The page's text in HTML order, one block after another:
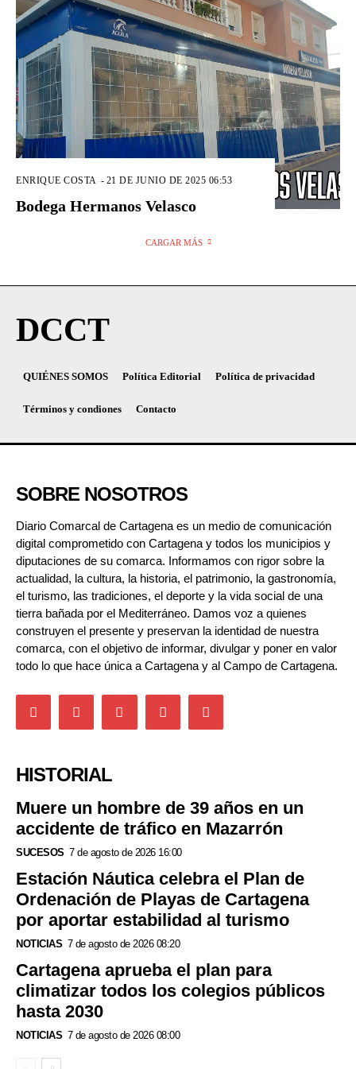
ENRIQUE COSTA - 21 DE JUNIO DE 2025 06:53
Bodega Hermanos Velasco
CARGAR MÁS
DCCT
QUIÉNES SOMOS Política Editorial Política de privacidad
Términos y condiones Contacto
SOBRE NOSOTROS
Diario Comarcal de Cartagena es un medio de comunicación
digital comprometido con Cartagena y todos los municipios y
diputaciones de su comarca. Informamos con rigor sobre la
actualidad, la cultura, la historia, el patrimonio, la gastronomía,
el turismo, las tradiciones, el deporte y la vida social de una
tierra bañada por el Mediterráneo. Damos voz a quienes
construyen el presente y preservan la identidad de nuestra
comarca, con el objetivo de informar, divulgar y poner en valor
todo lo que hace única a Cartagena y al Campo de Cartagena.
HISTORIAL
Muere un hombre de 39 años en un
accidente de tráfico en Mazarrón
SUCESOS 7 de agosto de 2026 16:00
Estación Náutica celebra el Plan de
Ordenación de Playas de Cartagena
por aportar estabilidad al turismo
NOTICIAS 7 de agosto de 2026 08:20
Cartagena aprueba el plan para
climatizar todos los colegios públicos
hasta 2030
NOTICIAS 7 de agosto de 2026 08:00